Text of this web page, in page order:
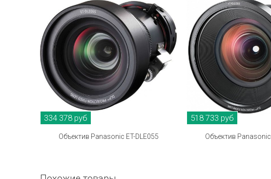
334 378 руб
Объектив Panasonic ET-DLE055
518 733 руб
Объектив Panasonic